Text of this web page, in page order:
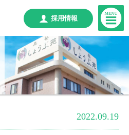
採用情報
2022.09.19